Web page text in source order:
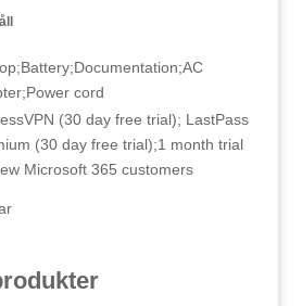
cord
(30 day free trial); LastPass
(30 day free trial);1 month trial
Microsoft 365 customers